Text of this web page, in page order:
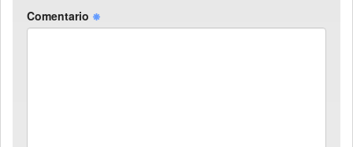
Comentario